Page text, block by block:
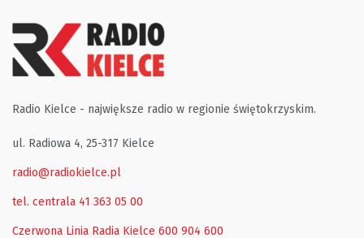
Radio Kielce - największe radio w regionie świętokrzyskim.
ul. Radiowa 4, 25-317 Kielce
radio@radiokielce.pl
tel. centrala 41 363 05 00
Czerwona Linia Radia Kielce 600 904 600